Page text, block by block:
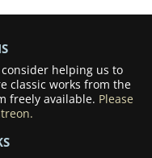
helping us to
classic works from the
freely available. Please